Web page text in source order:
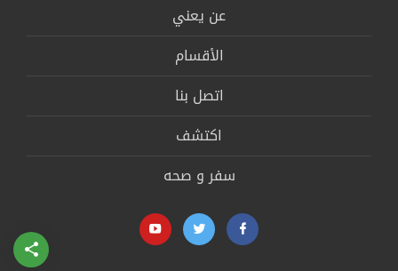
عن يعني
الأقسام
اتصل بنا
اكتشف
سفر و صحه